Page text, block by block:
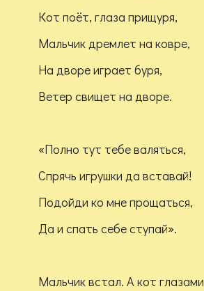
Кот поёт, глаза прищуря,
Мальчик дремлет на ковре,
На дворе играет буря,
Ветер свищет на дворе.
«Полно тут тебе валяться,
Спрячь игрушки да вставай!
Подойди ко мне прощаться,
Да и спать себе ступай».
Мальчик встал. А кот глазами